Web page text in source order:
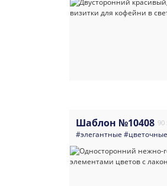
Шаблон №10408 90
#элегантные #цветочные